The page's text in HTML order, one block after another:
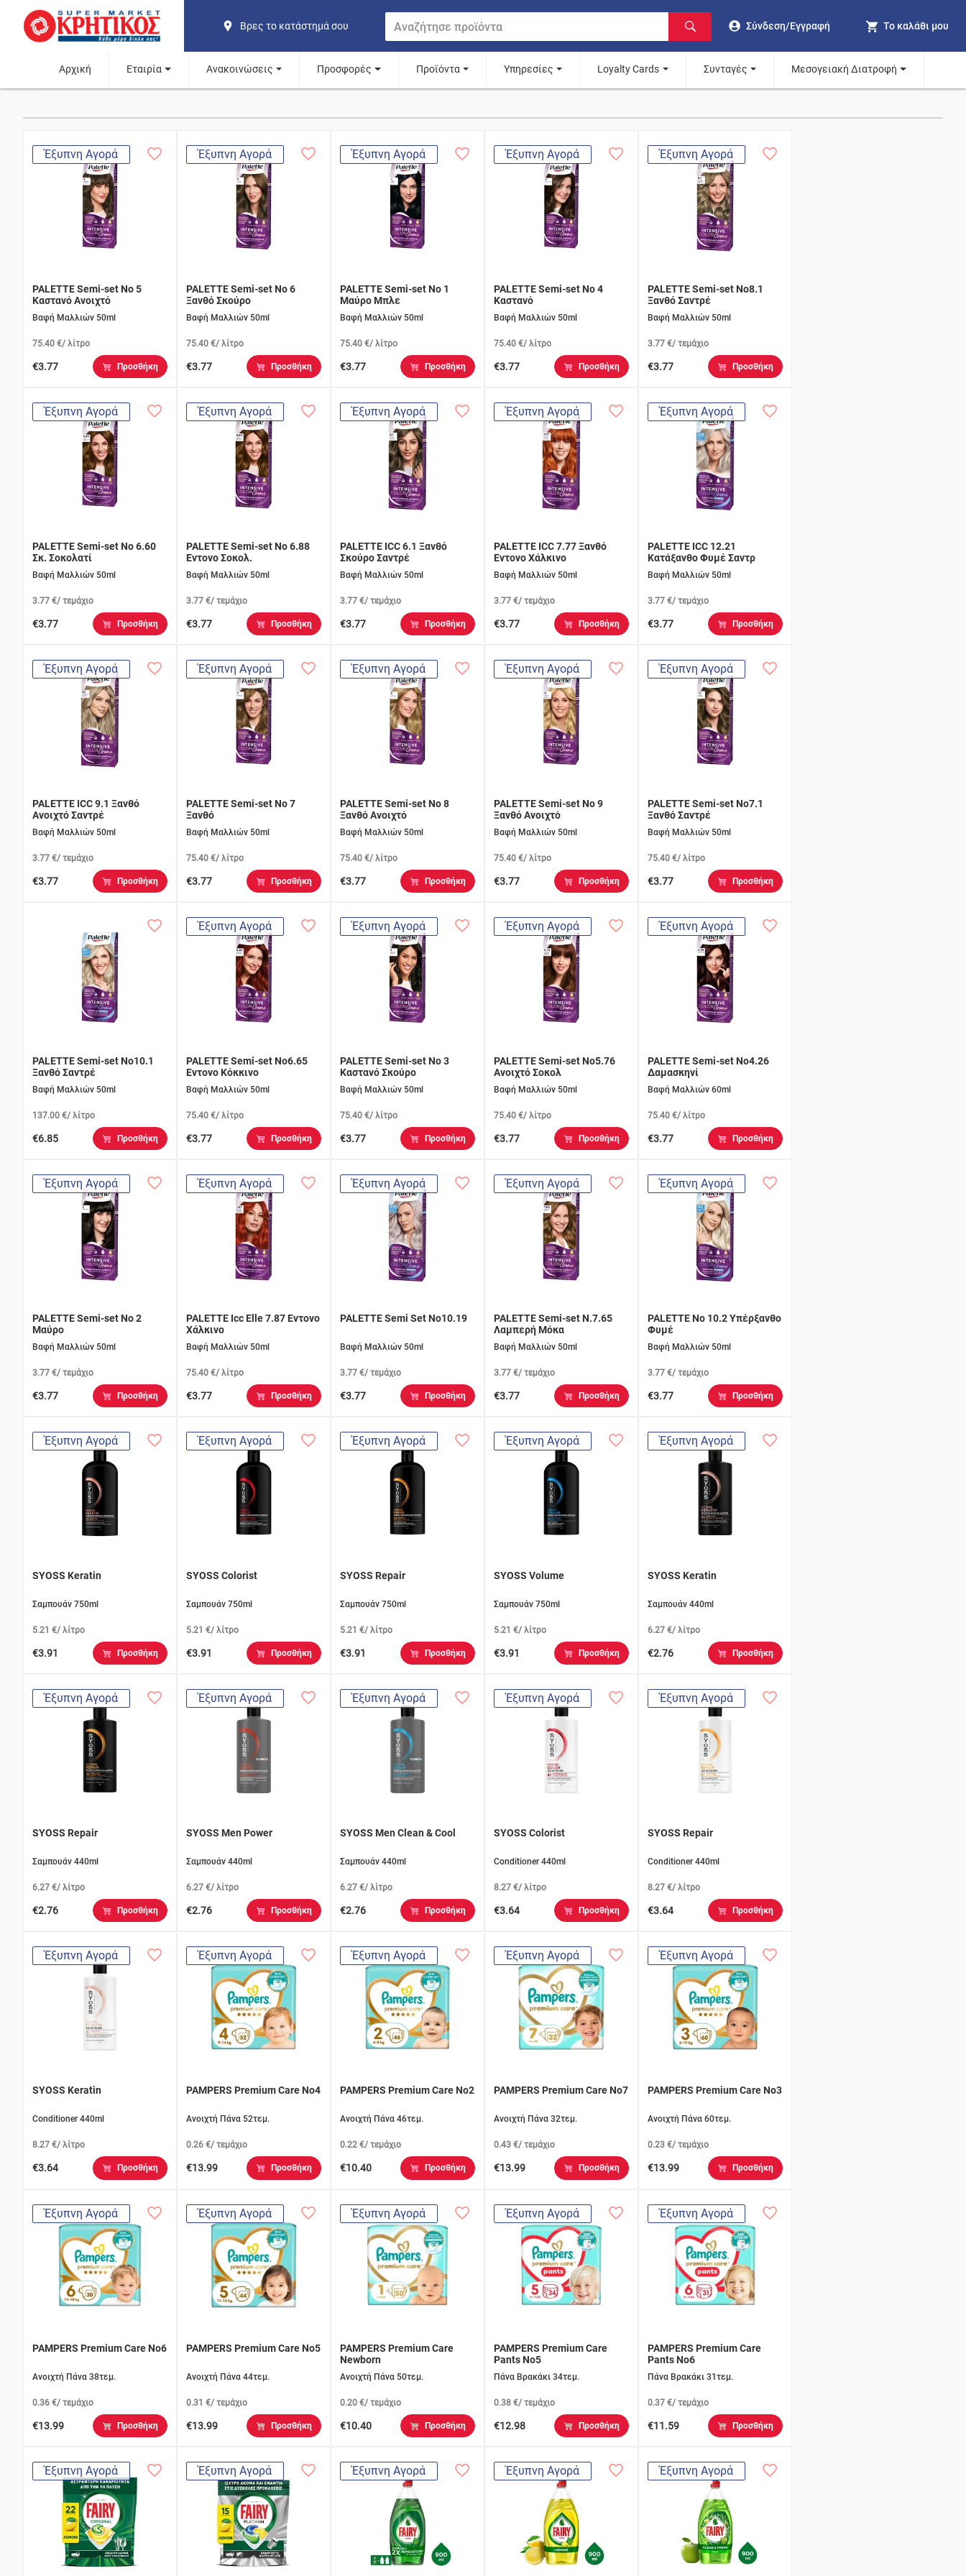
Βρες το κατάστημά σου Σύνδεση/Εγγραφή Το καλάθι μου
Αρχική Εταιρία Ανακοινώσεις Προσφορές Προϊόντα Υπηρεσίες Loyalty Cards Συνταγές Μεσογειακή Διατροφή
Έξυπνη Αγορά
PALETTE Semi-set Νο 5
Καστανό Ανοιχτό
Βαφή Μαλλιών 50ml
75.40 €/ λίτρο
€3.77 Προσθήκη
Έξυπνη Αγορά
PALETTE Semi-set Nο 6
Ξανθό Σκούρο
Βαφή Μαλλιών 50ml
75.40 €/ λίτρο
€3.77 Προσθήκη
Έξυπνη Αγορά
PALETTE Semi-set Νο 1
Μαύρο Μπλε
Βαφή Μαλλιών 50ml
75.40 €/ λίτρο
€3.77 Προσθήκη
Έξυπνη Αγορά
PALETTE Semi-set Νο 4
Καστανό
Βαφή Μαλλιών 50ml
75.40 €/ λίτρο
€3.77 Προσθήκη
Έξυπνη Αγορά
PALETTE Semi-set Νο8.1
Ξανθό Σαντρέ
Βαφή Μαλλιών 50ml
3.77 €/ τεμάχιο
€3.77 Προσθήκη
Έξυπνη Αγορά
PALETTE Semi-set Νο 6.60
Σκ. Σοκολατί
Βαφή Μαλλιών 50ml
3.77 €/ τεμάχιο
€3.77 Προσθήκη
Έξυπνη Αγορά
PALETTE Semi-set Νο 6.88
Εντονο Σοκολ.
Βαφή Μαλλιών 50ml
3.77 €/ τεμάχιο
€3.77 Προσθήκη
Έξυπνη Αγορά
PALETTE ICC 6.1 Ξανθό
Σκούρο Σαντρέ
Βαφή Μαλλιών 50ml
3.77 €/ τεμάχιο
€3.77 Προσθήκη
Έξυπνη Αγορά
PALETTE ICC 7.77 Ξανθό
Εντονο Χάλκινο
Βαφή Μαλλιών 50ml
3.77 €/ τεμάχιο
€3.77 Προσθήκη
Έξυπνη Αγορά
PALETTE ICC 12.21
Κατάξανθο Φυμέ Σαντρ
Βαφή Μαλλιών 50ml
3.77 €/ τεμάχιο
€3.77 Προσθήκη
Έξυπνη Αγορά
PALETTE ICC 9.1 Ξανθό
Ανοιχτό Σαντρέ
Βαφή Μαλλιών 50ml
3.77 €/ τεμάχιο
€3.77 Προσθήκη
Έξυπνη Αγορά
PALETTE Semi-set No 7
Ξανθό
Βαφή Μαλλιών 50ml
75.40 €/ λίτρο
€3.77 Προσθήκη
Έξυπνη Αγορά
PALETTE Semi-set Νο 8
Ξανθό Ανοιχτό
Βαφή Μαλλιών 50ml
75.40 €/ λίτρο
€3.77 Προσθήκη
Έξυπνη Αγορά
PALETTE Semi-set Νο 9
Ξανθό Ανοιχτό
Βαφή Μαλλιών 50ml
75.40 €/ λίτρο
€3.77 Προσθήκη
Έξυπνη Αγορά
PALETTE Semi-set Νο7.1
Ξανθό Σαντρέ
Βαφή Μαλλιών 50ml
75.40 €/ λίτρο
€3.77 Προσθήκη
PALETTE Semi-set Νο10.1
Ξανθό Σαντρέ
Βαφή Μαλλιών 50ml
137.00 €/ λίτρο
€6.85 Προσθήκη
Έξυπνη Αγορά
PALETTE Semi-set Νο6.65
Εντονο Κόκκινο
Βαφή Μαλλιών 50ml
75.40 €/ λίτρο
€3.77 Προσθήκη
Έξυπνη Αγορά
PALETTE Semi-set Nο 3
Καστανό Σκούρο
Βαφή Μαλλιών 50ml
75.40 €/ λίτρο
€3.77 Προσθήκη
Έξυπνη Αγορά
PALETTE Semi-set Νο5.76
Ανοιχτό Σοκολ
Βαφή Μαλλιών 50ml
75.40 €/ λίτρο
€3.77 Προσθήκη
Έξυπνη Αγορά
PALETTE Semi-set Νο4.26
Δαμασκηνί
Βαφή Μαλλιών 60ml
75.40 €/ λίτρο
€3.77 Προσθήκη
Έξυπνη Αγορά
PALETTE Semi-set Νο 2
Mαύρο
Βαφή Μαλλιών 50ml
3.77 €/ τεμάχιο
€3.77 Προσθήκη
Έξυπνη Αγορά
PALETTE Icc Elle 7.87 Εντονο
Χάλκινο
Βαφή Μαλλιών 50ml
75.40 €/ λίτρο
€3.77 Προσθήκη
Έξυπνη Αγορά
PALETTE Semi Set No10.19
Βαφή Μαλλιών 50ml
3.77 €/ τεμάχιο
€3.77 Προσθήκη
Έξυπνη Αγορά
PALETTE Semi-set N.7.65
Λαμπερή Μόκα
Βαφή Μαλλιών 50ml
3.77 €/ τεμάχιο
€3.77 Προσθήκη
Έξυπνη Αγορά
PALETTE No 10.2 Υπέρξανθο
Φυμέ
Βαφή Μαλλιών 50ml
3.77 €/ τεμάχιο
€3.77 Προσθήκη
Έξυπνη Αγορά
SYOSS Keratin
Σαμπουάν 750ml
5.21 €/ λίτρο
€3.91 Προσθήκη
Έξυπνη Αγορά
SYOSS Colorist
Σαμπουάν 750ml
5.21 €/ λίτρο
€3.91 Προσθήκη
Έξυπνη Αγορά
SYOSS Repair
Σαμπουάν 750ml
5.21 €/ λίτρο
€3.91 Προσθήκη
Έξυπνη Αγορά
SYOSS Volume
Σαμπουάν 750ml
5.21 €/ λίτρο
€3.91 Προσθήκη
Έξυπνη Αγορά
SYOSS Keratin
Σαμπουάν 440ml
6.27 €/ λίτρο
€2.76 Προσθήκη
Έξυπνη Αγορά
SYOSS Repair
Σαμπουάν 440ml
6.27 €/ λίτρο
€2.76 Προσθήκη
Έξυπνη Αγορά
SYOSS Men Power
Σαμπουάν 440ml
6.27 €/ λίτρο
€2.76 Προσθήκη
Έξυπνη Αγορά
SYOSS Men Clean & Cool
Σαμπουάν 440ml
6.27 €/ λίτρο
€2.76 Προσθήκη
Έξυπνη Αγορά
SYOSS Colorist
Conditioner 440ml
8.27 €/ λίτρο
€3.64 Προσθήκη
Έξυπνη Αγορά
SYOSS Repair
Conditioner 440ml
8.27 €/ λίτρο
€3.64 Προσθήκη
Έξυπνη Αγορά
SYOSS Keratin
Conditioner 440ml
8.27 €/ λίτρο
€3.64 Προσθήκη
Έξυπνη Αγορά
PAMPERS Premium Care No4
Ανοιχτή Πάνα 52τεμ.
0.26 €/ τεμάχιο
€13.99 Προσθήκη
Έξυπνη Αγορά
PAMPERS Premium Care No2
Ανοιχτή Πάνα 46τεμ.
0.22 €/ τεμάχιο
€10.40 Προσθήκη
Έξυπνη Αγορά
PAMPERS Premium Care No7
Ανοιχτή Πάνα 32τεμ.
0.43 €/ τεμάχιο
€13.99 Προσθήκη
Έξυπνη Αγορά
PAMPERS Premium Care No3
Ανοιχτή Πάνα 60τεμ.
0.23 €/ τεμάχιο
€13.99 Προσθήκη
Έξυπνη Αγορά
PAMPERS Premium Care No6
Ανοιχτή Πάνα 38τεμ.
0.36 €/ τεμάχιο
€13.99 Προσθήκη
Έξυπνη Αγορά
PAMPERS Premium Care No5
Ανοιχτή Πάνα 44τεμ.
0.31 €/ τεμάχιο
€13.99 Προσθήκη
Έξυπνη Αγορά
PAMPERS Premium Care
Newborn
Ανοιχτή Πάνα 50τεμ.
0.20 €/ τεμάχιο
€10.40 Προσθήκη
Έξυπνη Αγορά
PAMPERS Premium Care
Pants No5
Πάνα Βρακάκι 34τεμ.
0.38 €/ τεμάχιο
€12.98 Προσθήκη
Έξυπνη Αγορά
PAMPERS Premium Care
Pants No6
Πάνα Βρακάκι 31τεμ.
0.37 €/ τεμάχιο
€11.59 Προσθήκη
Έξυπνη Αγορά Έξυπνη Αγορά Έξυπνη Αγορά Έξυπνη Αγορά Έξυπνη Αγορά